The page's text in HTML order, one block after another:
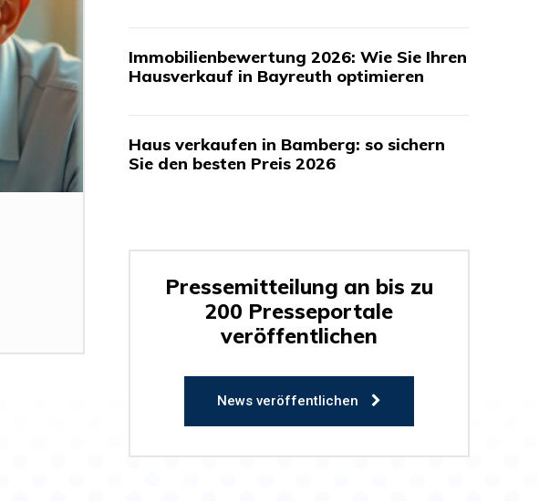
Immobilienbewertung 2026: Wie Sie Ihren
Hausverkauf in Bayreuth optimieren
Haus verkaufen in Bamberg: so sichern
Sie den besten Preis 2026
Pressemitteilung an bis zu
200 Presseportale
veröffentlichen
News veröffentlichen